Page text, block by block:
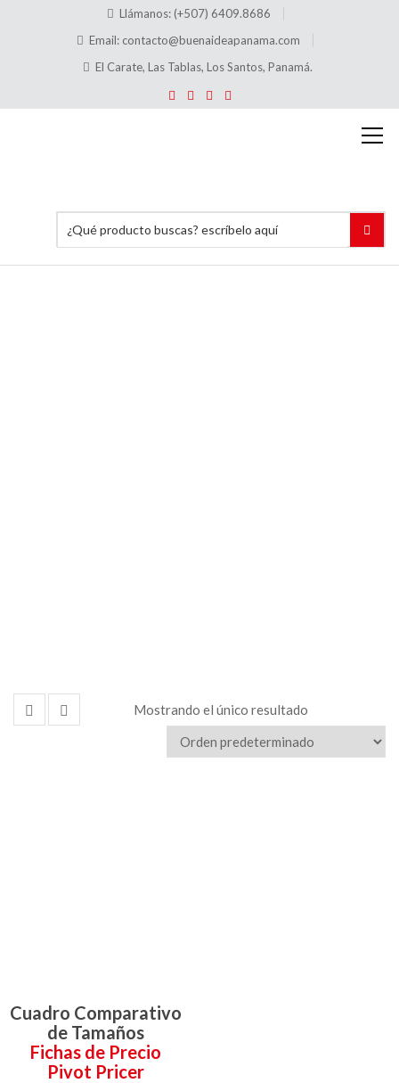
Llámanos: (+507) 6409.8686
Email: contacto@buenaideapanama.com
El Carate, Las Tablas, Los Santos, Panamá.
Mostrando el único resultado
Cuadro Comparativo
de Tamaños
Fichas de Precio
Pivot Pricer